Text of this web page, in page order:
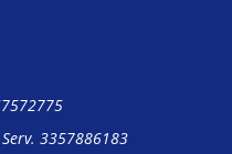
3357886183